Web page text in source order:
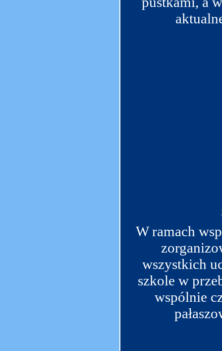
W ramach
wszystkich
szkole w
wspólnie